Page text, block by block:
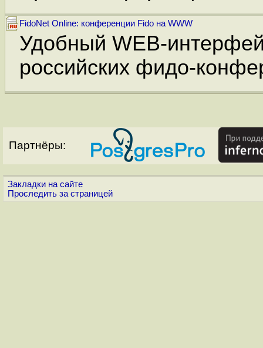
FidoNet Online: конференции Fido на WWW
Удобный WEB-
российских фидо-
Партнёры:
Закладки на сайте
Проследить за страницей